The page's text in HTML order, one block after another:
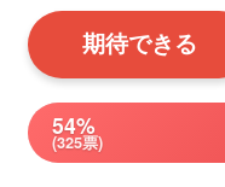
期待できる
54%
(325票)